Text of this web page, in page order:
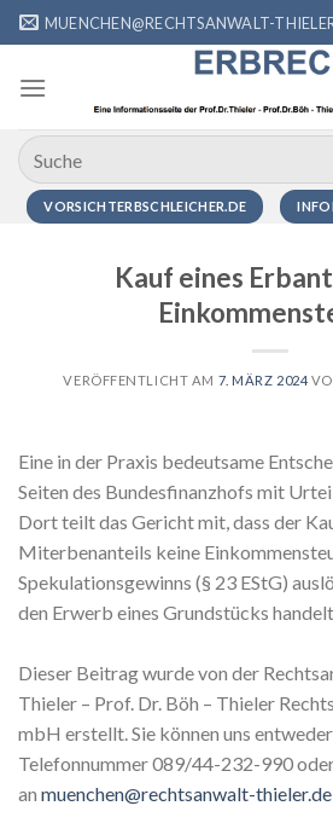
Zum
Inhalt
springen
MUENCHEN@RECHTSANWALT-
VORSICHTERBSCHLEICHER.DE
Kauf eines
VERÖFFENTLICHT AM 7. MÄRZ 2024
Eine in der Praxis bedeutsame
Seiten des Bundesfinanzhofs mit
Dort teilt das Gericht mit, dass der
Miterbenanteils keine
Spekulationsgewinns (§ 23 EStG)
den Erwerb eines Grundstücks
Dieser Beitrag wurde von der
Thieler – Prof. Dr. Böh – Thieler
mbH erstellt. Sie können uns
Telefonnummer 089/44-232-990
an muenchen@rechtsanwalt-thieler.de